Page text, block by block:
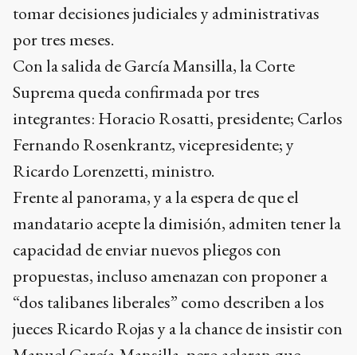
tomar decisiones judiciales y administrativas
por tres meses.
Con la salida de García Mansilla, la Corte
Suprema queda confirmada por tres
integrantes: Horacio Rosatti, presidente; Carlos
Fernando Rosenkrantz, vicepresidente; y
Ricardo Lorenzetti, ministro.
Frente al panorama, y a la espera de que el
mandatario acepte la dimisión, admiten tener la
capacidad de enviar nuevos pliegos con
propuestas, incluso amenazan con proponer a
“dos talibanes liberales” como describen a los
jueces Ricardo Rojas y a la chance de insistir con